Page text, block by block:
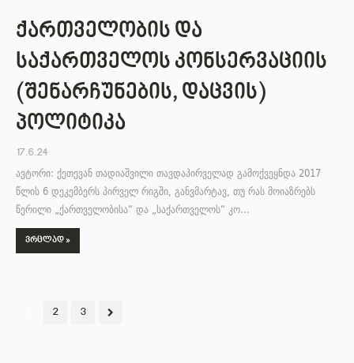
ქართველობის და
საქართველოს კონსერვაციის
(შენარჩუნების, დაცვის)
პოლიტიკა
17.6.24
ავტორი: ქეთევან თადიაშვილი თავდაპირველად გამოქვეყნდა 2017
წლის 6 დეკემბერს პირველ რიგში, განვმარტავ, თუ რას მოიაზრებს
წერილი „ქართველობისა“ და „საქართველოს“ კო…
ᲕᲠᲪᲚᲐᲓ »
2 3